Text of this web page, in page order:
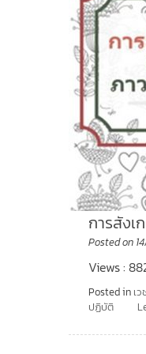
การสังเ
Posted on
Views :
Posted in เ
ปฏิบัติ